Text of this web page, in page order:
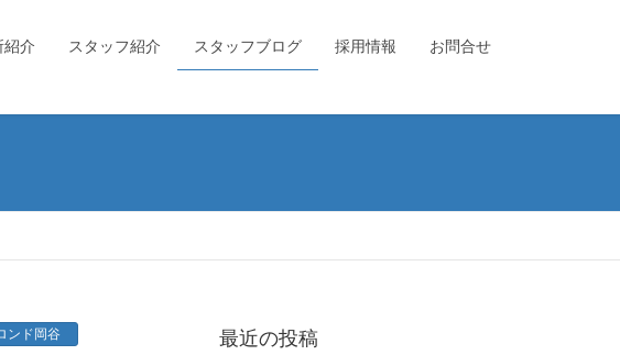
紹介 スタッフ紹介 スタッフブログ 採用情報 お問合せ
ンド岡谷 最近の投稿